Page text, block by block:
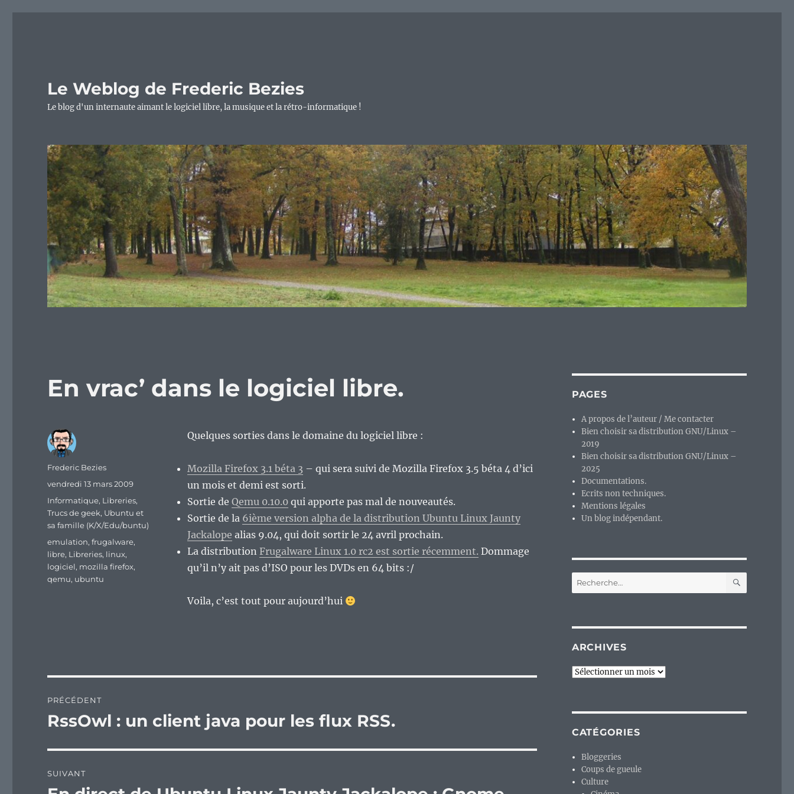
Le Weblog de Frederic Bezies
Le blog d'un internaute aimant le logiciel libre, la musique et la rétro-informatique !
En vrac’ dans le logiciel libre.
Quelques sorties dans le domaine du logiciel libre :
Mozilla Firefox 3.1 béta 3 – qui sera suivi de Mozilla Firefox 3.5 béta 4 d’ici
un mois et demi est sorti.
Sortie de Qemu 0.10.0qui apporte pas mal de nouveautés.
Sortie de la 6ième version alpha de la distribution Ubuntu Linux Jaunty
Jackalope alias 9.04, qui doit sortir le 24 avril prochain.
La distribution Frugalware Linux 1.0 rc2 est sortie récemment. Dommage
qu’il n’y ait pas d’ISO pour les DVDs en 64 bits :/
Voila, c’est tout pour aujourd’hui
Auteur
Frederic Bezies
Publié
vendredi 13 mars 2009
Catégories
Informatique, Libreries,
Trucs de geek, Ubuntu et
sa famille (K/X/Edu/buntu)
Étiquettes
emulation,frugalware,
libre, Libreries, linux,
logiciel, mozilla firefox,
qemu, ubuntu
de
PRÉCÉDENT
Publication
RssOwl : un client java pour les flux RSS.
SUIVANT
Publication
PAGES
A propos de l’auteur / Me contacter
Bien choisir sa distribution GNU/Linux –
2019
Bien choisir sa distribution GNU/Linux –
2025
Documentations.
Ecrits non techniques.
Mentions légales
Un blog indépendant.
Recherche
pour :
ARCHIVES
Archives
CATÉGORIES
Bloggeries
Coups de gueule
Culture